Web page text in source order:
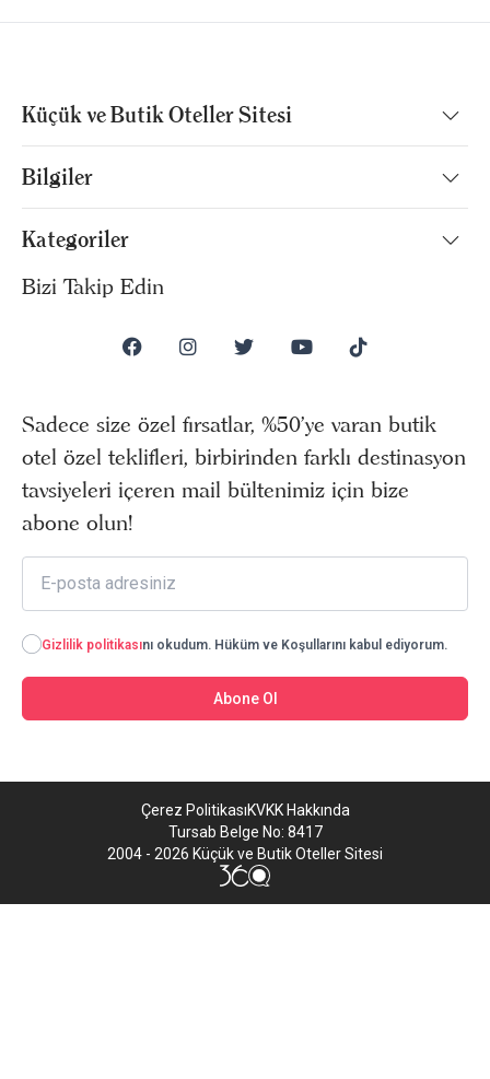
Küçük ve Butik Oteller Sitesi
Bilgiler
Kategoriler
Bizi Takip Edin
Sadece size özel fırsatlar, %50’ye varan butik
otel özel teklifleri, birbirinden farklı destinasyon
tavsiyeleri içeren mail bültenimiz için bize
abone olun!
Gizlilik politikasını okudum. Hüküm ve Koşullarını kabul ediyorum.
Abone Ol
2004 - 2026 Küçük ve Butik Oteller Sitesi
Tursab Belge No: 8417
Çerez PolitikasıKVKK Hakkında